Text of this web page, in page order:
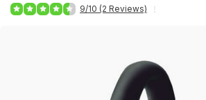
9/10 (2 Reviews)